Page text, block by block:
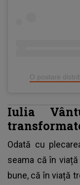
O postare
Iulia
Odată cu
seama că în
bune, că în viață